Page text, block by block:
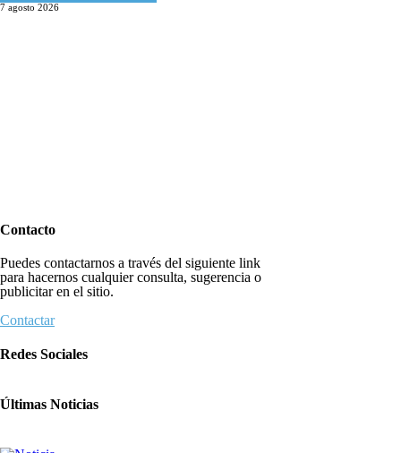
7 agosto 2026
Contacto
Puedes contactarnos a través del siguiente link
para hacernos cualquier consulta, sugerencia o
publicitar en el sitio.
Contactar
Redes Sociales
Últimas Noticias